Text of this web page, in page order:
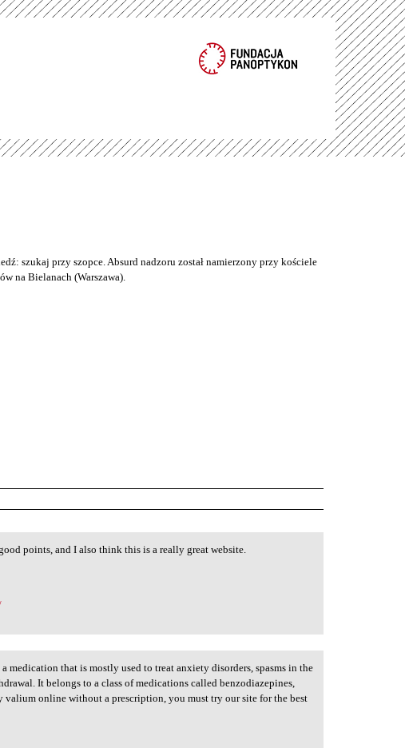
szukaj przy szopce. Absurd nadzoru został namierzony przy kościele
na Bielanach (Warszawa).
points, and I also think this is a really great website.
medication that is mostly used to treat anxiety disorders, spasms in the
It belongs to a class of medications called benzodiazepines,
valium online without a prescription, you must try our site for the best